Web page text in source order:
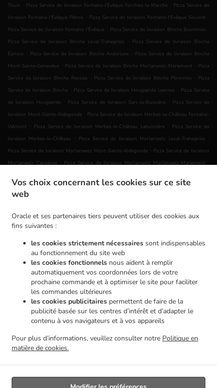
Vos choix concernant les cookies sur ce site
web
Oracle et ses partenaires tiers peuvent utiliser des cookies aux
fins suivantes :
les cookies strictement nécessaires sont indispensables
au fonctionnement du site web
les cookies fonctionnels nous aident à remplir
automatiquement vos coordonnées lors de votre
prochaine commande et à optimiser le site pour faciliter
les commandes ultérieures
les cookies publicitaires permettent de faire de la
publicité basée sur les centres d’intérêt et d’adapter le
contenu à vos navigateurs et à vos appareils
Pour plus d’informations, veuillez consulter notre Politique en
matière de cookies.
Thuin . Pizza Service de livraison Fontaine-l'Évêque Forchies-la-Marche . Pizza Service de
livraison Fontaine-l'Évêque Piéton . Pizza Service de livraison Fontaine-l'Évêque Souvret .
Pizza Service de livraison Fontaine-l'Évêque . Pizza Service de livraison Binche Buvrinnes .
Pizza Service de livraison Binche Leval-Trahegnies
. Pizza Service de livraison Binche
Épinois . Pizza Service de livraison Binche Anderlues . Pizza Service de livraison Binche
Mont-Sainte-Geneviève . Pizza Service de livraison Binche Morlanwelz-Mariemont . Pizza
Service de livraison Binche Ressaix . Pizza Service de livraison Binche Péronnes . Pizza
Service de livraison Binche . Pizza Service de livraison Hougaerde Leernes . Pizza Service
de livraison Hougaerde . Pizza Service de livraison Sars-la-Buissière . Pizza Service de
livraison Mont-Sainte-Aldegonde . Pizza Service de livraison Merbes-le-Château Fontaine-
Valmont
. Pizza Service de livraison Merbes-le-Château Labuissière . Pizza Service de
livraison Merbes-le-Château
. Pizza Service de livraison Morlanwelz Leval-Trahegnies
.
Pizza Service de livraison Morlanwelz Mont-Sainte-Aldegonde . Pizza Service de livraison
Morlanwelz Carnières
. Pizza Service de livraison Morlanwelz Morlanwelz-Mariemont
.
Saint-Pierre . Pizza Service de livraison Morlanwelz . Pizza Service de livraison Chapelle-
lez-Herlaimont Carnières
livraison Chapelle-lez-Herlaimont
. Pizza Service de livraison Montigny-le-Tilleul Montignies-le-Tilleul
Pizza Service de livraison Montigny-le-Tilleul
Pizza Service de livraison Buvrinnes
Service de livraison Leval Leval-Trahegnies . Pizza Service de livraison Leval
de livraison Courcelles Souvret . Pizza Service de livraison Courcelles Trazegnies .
Pizza Service de livraison La Louvière
Pizza Service de livraison Erquelinnes Hantes-
. Pizza Service de livraison Erquelinnes . Pizza Service de livraison Haine-Saint-
Pizza Service de livraison Ham-sur-Heure-Nalinnes Marbaix